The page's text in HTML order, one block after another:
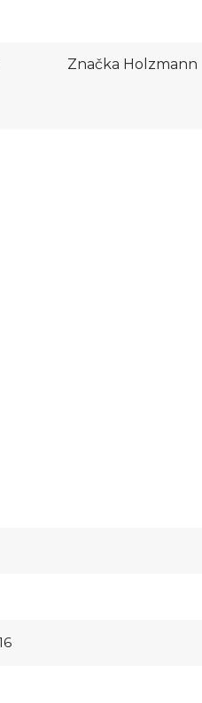
Značka Holzmann